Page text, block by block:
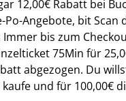
12,00€ Rabatt bei
Po-Angebote, bit
bis zum
75Min für
abgezogen. Du
und für 100,00€